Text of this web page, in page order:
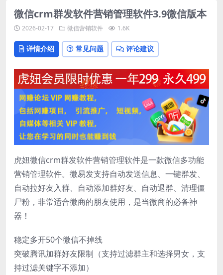
微信crm群发软件营销管理软件3.9微信版本
2026-02-17 微信营销软件 1.6K
详情介绍 常见问题 评论建议
虎妞微信crm群发软件营销管理软件是一款微信多功能
营销管理软件。微易发支持自动发送信息、一键群发、
自动拉好友入群、自动添加群好友、自动退群、清理僵
尸粉，非常适合微商的朋友使用，是当微商的必备神
器！
稳定多开50个微信不掉线
突破腾讯加群好友限制（支持过滤群主和选择男女，支
持过滤关键字不添加）